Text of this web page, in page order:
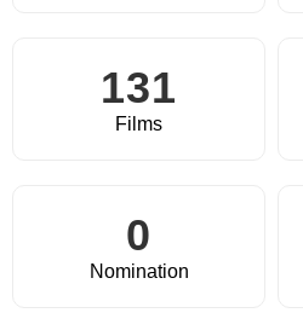
131
Films
0
Nomination